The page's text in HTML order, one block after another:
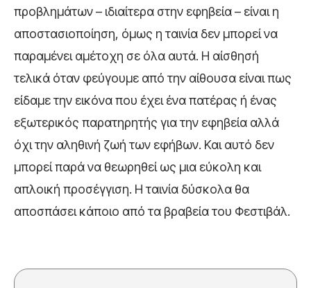
προβλημάτων – ιδιαίτερα στην εφηβεία – είναι η
αποστασιοποίηση, όμως η ταινία δεν μπορεί να
παραμένει αμέτοχη σε όλα αυτά. Η αίσθησή
τελικά όταν φεύγουμε από την αίθουσα είναι πως
είδαμε την εικόνα που έχει ένα πατέρας ή ένας
εξωτερικός παρατηρητής για την εφηβεία αλλά
όχι την αληθινή ζωή των εφήβων. Και αυτό δεν
μπορεί παρά να θεωρηθεί ως μια εύκολη και
απλοική προσέγγιση. Η ταινία δύσκολα θα
αποσπάσει κάποιο από τα βραβεία του Φεστιβάλ.